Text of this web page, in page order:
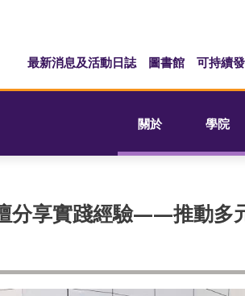
最新消息及活動日誌 圖書館 可持續
關於 學院
分享實踐經驗——推動多